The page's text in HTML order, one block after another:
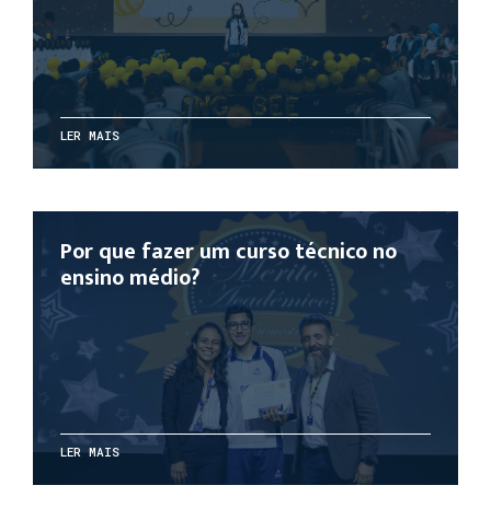
LER MAIS
Por que fazer um curso técnico no
ensino médio?
LER MAIS